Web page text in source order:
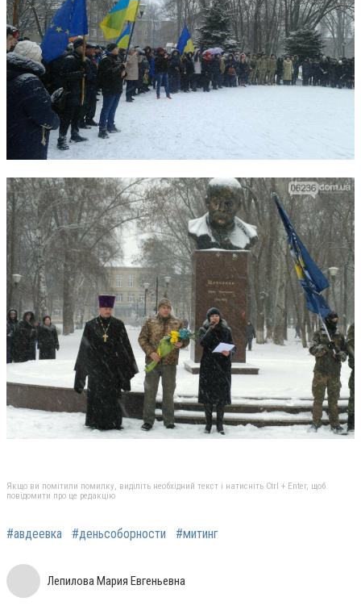
Якщо ви помітили помилку, виділіть необхідний текст і натисніть Ctrl + Enter, щоб
повідомити про це редакцію
#авдеевка #деньсоборности #митинг
Лепилова Мария Евгеньевна